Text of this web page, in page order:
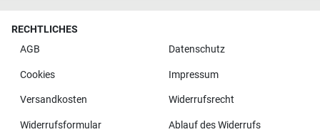
RECHTLICHES
AGB
Datenschutz
Cookies Impressum
Versandkosten Widerrufsrecht
Widerrufsformular Ablauf des Widerrufs